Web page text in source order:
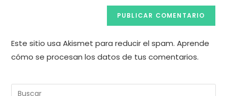
Este sitio usa Akismet para reducir el spam.Aprende
cómo se procesan los datos de tus comentarios.